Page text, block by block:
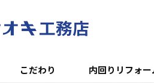
こだわり 内回りリフォー